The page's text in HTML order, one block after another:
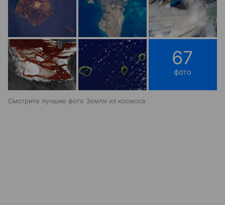
67
фото
Смотрите лучшие фото Земли из космоса